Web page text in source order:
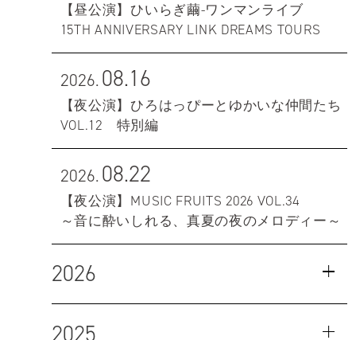
【昼公演】ひいらぎ繭-ワンマンライブ
15TH ANNIVERSARY LINK DREAMS TOURS
2026.08.16
【夜公演】ひろはっぴーとゆかいな仲間たち
VOL.12 特別編
2026.08.22
【夜公演】MUSIC FRUITS 2026 VOL.34
～音に酔いしれる、真夏の夜のメロディー～
2026
2025